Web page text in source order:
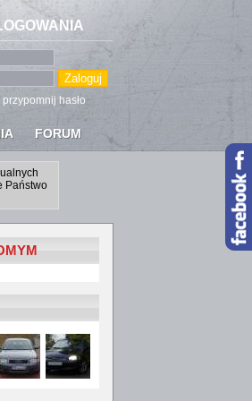
FORUM
przypomnij hasło
Państwo